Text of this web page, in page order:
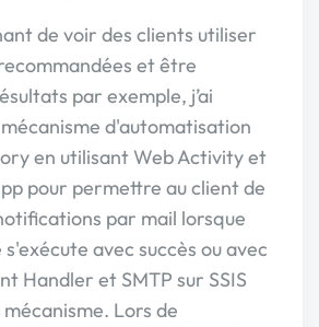
de voir des clients utiliser
et être
par exemple, j’ai
d'automatisation
en utilisant Web Activity et
pour permettre au client de
par mail lorsque
avec succès ou avec
Handler et SMTP sur SSIS
Lors de